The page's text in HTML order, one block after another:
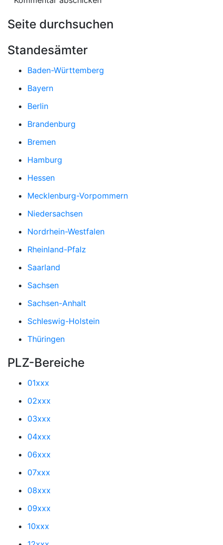
Seite durchsuchen
Standesämter
Baden-Württemberg
Bayern
Berlin
Brandenburg
Bremen
Hamburg
Hessen
Mecklenburg-Vorpommern
Niedersachsen
Nordrhein-Westfalen
Rheinland-Pfalz
Saarland
Sachsen
Sachsen-Anhalt
Schleswig-Holstein
Thüringen
PLZ-Bereiche
01xxx
02xxx
03xxx
04xxx
06xxx
07xxx
08xxx
09xxx
10xxx